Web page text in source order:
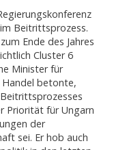
Beitrittsprozess.
Ende des Jahres
Cluster 6
Minister für
betonte,
Priorität für Ungarn
der
sei. Er hob auch